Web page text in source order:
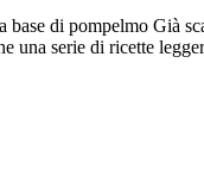
di pompelmo Già
una serie di ricette